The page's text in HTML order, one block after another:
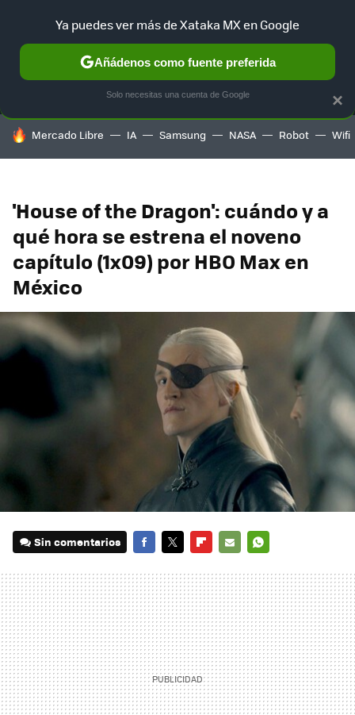
MENÚ NUEVO
GAMING HOME AUTO
HOY SE HABLA DE
Mercado Libre IA Samsung NASA Robot Wifi
'House of the Dragon': cuándo y a
qué hora se estrena el noveno
capítulo (1x09) por HBO Max en
México
Sin comentarios
MAIL
×
Ya puedes ver más de Xataka MX en Google
Añádenos como fuente preferida
Solo necesitas una cuenta de Google